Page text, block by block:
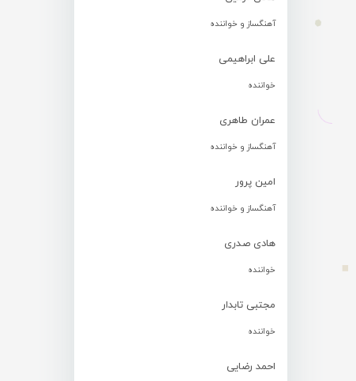
آهنگساز و خواننده
علی ابراهیمی
خواننده
عمران طاهری
آهنگساز و خواننده
امین پرور
آهنگساز و خواننده
هادی صدری
خواننده
مجتبی تابدار
خواننده
احمد رضایی